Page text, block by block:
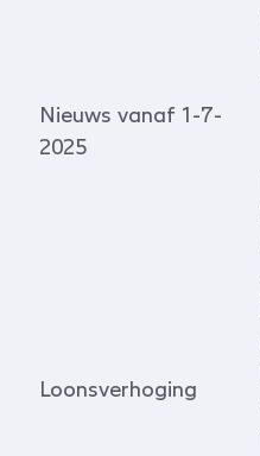
Nieuws vanaf 1-7-
2025
Loonsverhoging